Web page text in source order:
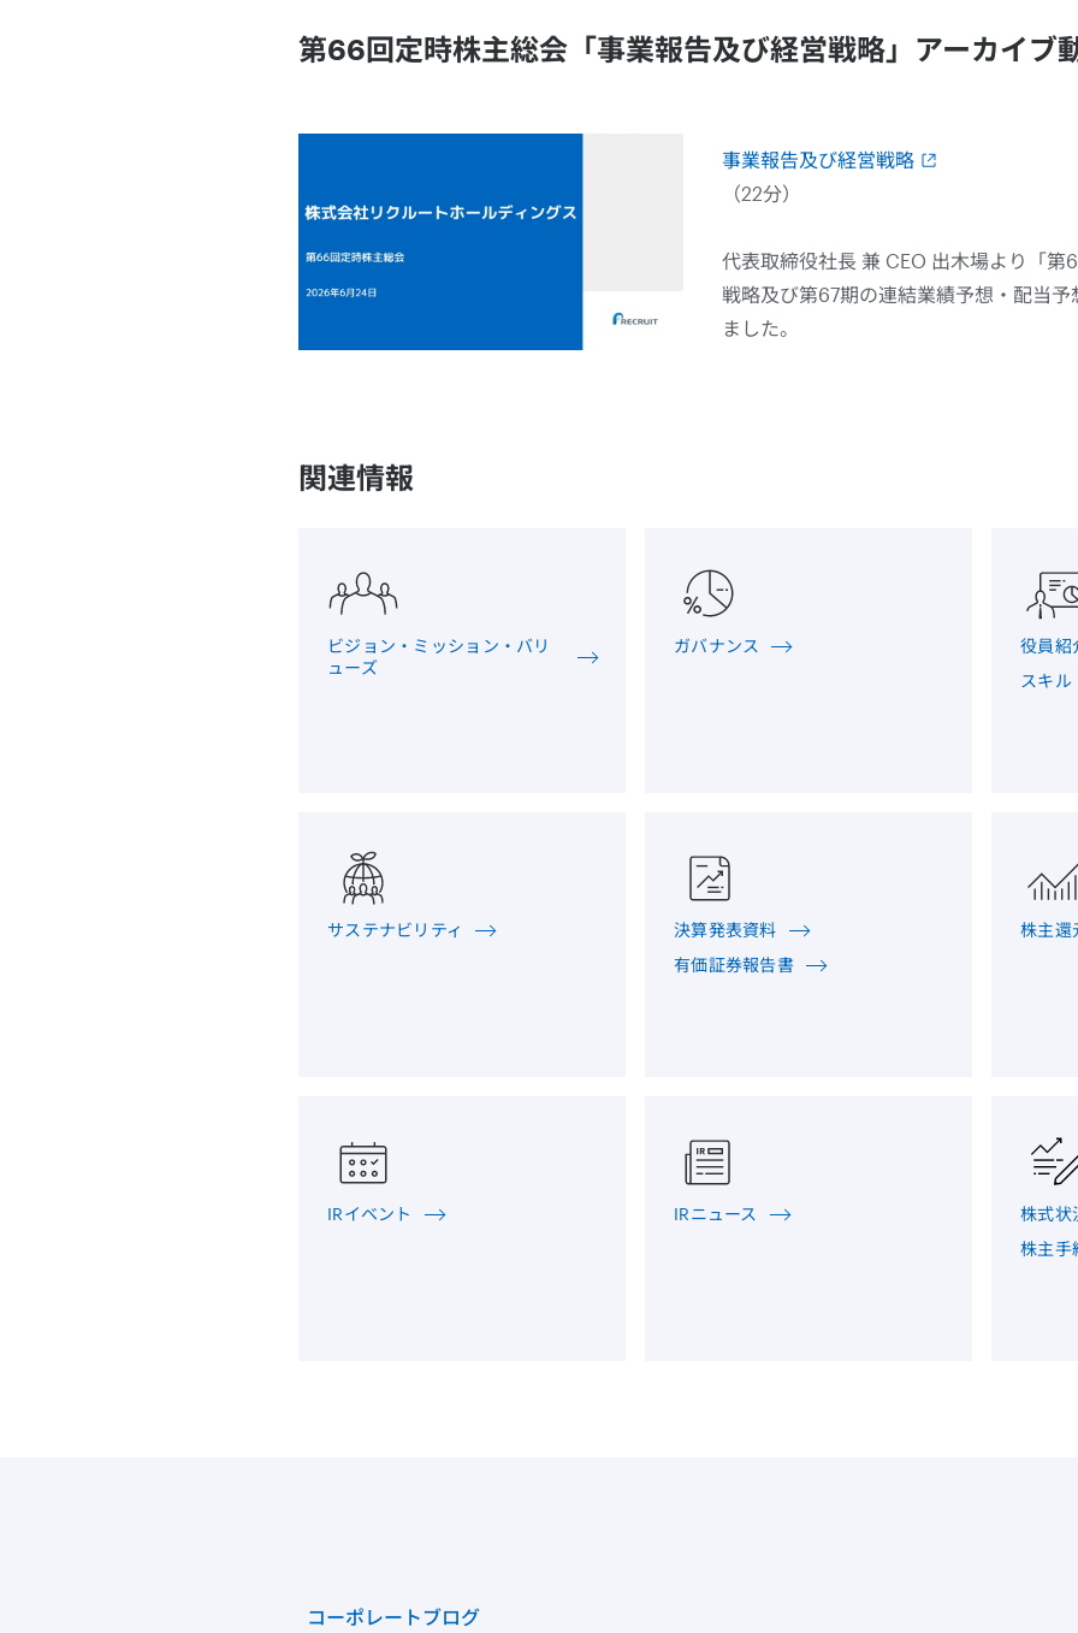
第66回定時株主総会「事業報告及び経営戦略」アーカイブ
事業報告及び経営戦略
（22分）
代表取締役社長 兼 CEO 出木場より「第
戦略及び第67期の連結業績予想・配当
ました。
関連情報
ビジョン・ミッション・バリ
ューズ
ガバナンス
役員紹
スキル
サステナビリティ
決算発表資料
有価証券報告書
株主還
IRイベント IRニュース
株式状
株主手
コーポレートブログ